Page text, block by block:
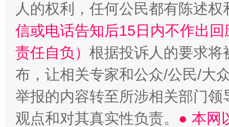
人的权利，任何公民都有陈述
信或电话告知后15日内不作出
责任自负） 根据投诉人的要求将
布，让相关专家和公众/公民/大
举报的内容转至所涉相关部门
观点和对其真实性负责。 ● 本网